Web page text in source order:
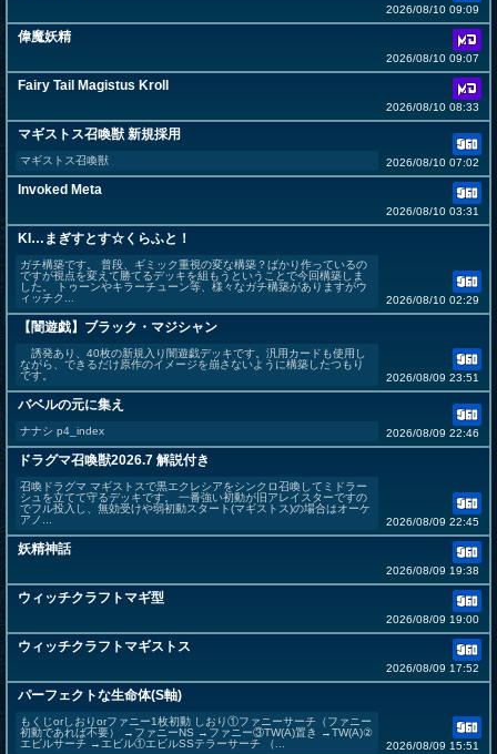
2026/08/10 09:09
偉魔妖精
2026/08/10 09:07
Fairy Tail Magistus Kroll
2026/08/10 08:33
マギストス召喚獣 新規採用
マギストス召喚獣 2026/08/10 07:02
Invoked Meta
2026/08/10 03:31
KI…まぎすとす☆くらふと！
ガチ構築です。 普段、ギミック重視の変な構築？ばかり作っているの
ですが視点を変えて勝てるデッキを組もうということで今回構築しま
した。 トゥーンやキラーチューン等、様々なガチ構築がありますがウ
ィッチク...
2026/08/10 02:29
【闇遊戯】ブラック・マジシャン
誘発あり、40枚の新規入り闇遊戯デッキです。汎用カードも使用し
ながら、できるだけ原作のイメージを崩さないように構築したつもり
です。
2026/08/09 23:51
バベルの元に集え
ナナシ p4_index 2026/08/09 22:46
ドラグマ召喚獣2026.7 解説付き
召喚ドラグマ マギストスで黒エクレシアをシンクロ召喚してミドラー
シュを立てて守るデッキです。 一番強い初動が旧アレイスターですの
でフル投入し、無効受けや弱初動スタート(マギストス)の場合はオーケ
アノ...
2026/08/09 22:45
妖精神話
2026/08/09 19:38
ウィッチクラフトマギ型
2026/08/09 19:00
ウィッチクラフトマギストス
2026/08/09 17:52
パーフェクトな生命体(S軸)
もくじorしおりorファニー1枚初動 しおり①ファニーサーチ（ファニー
初動であれば不要） →ファニーNS →ファニー③TW(A)置き →TW(A)②
エビルサーチ →エビル①エビルSSテラーサーチ （...
2026/08/09 15:51